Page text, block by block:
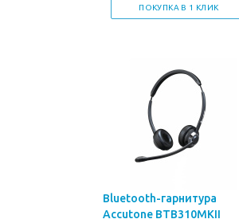
ПОКУПКА В 1 КЛИК
Bluetooth-гарнитура
Accutone BTB310MKII